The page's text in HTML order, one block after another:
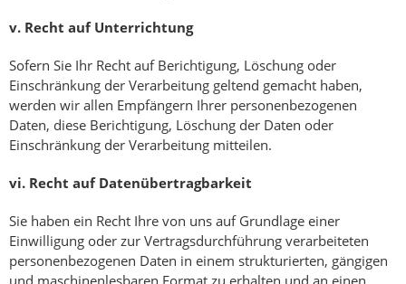
v. Recht auf Unterrichtung
Sofern Sie Ihr Recht auf Berichtigung, Löschung oder
Einschränkung der Verarbeitung geltend gemacht haben,
werden wir allen Empfängern Ihrer personenbezogenen
Daten, diese Berichtigung, Löschung der Daten oder
Einschränkung der Verarbeitung mitteilen.
vi. Recht auf Datenübertragbarkeit
Sie haben ein Recht Ihre von uns auf Grundlage einer
Einwilligung oder zur Vertragsdurchführung verarbeiteten
personenbezogenen Daten in einem strukturierten, gängigen